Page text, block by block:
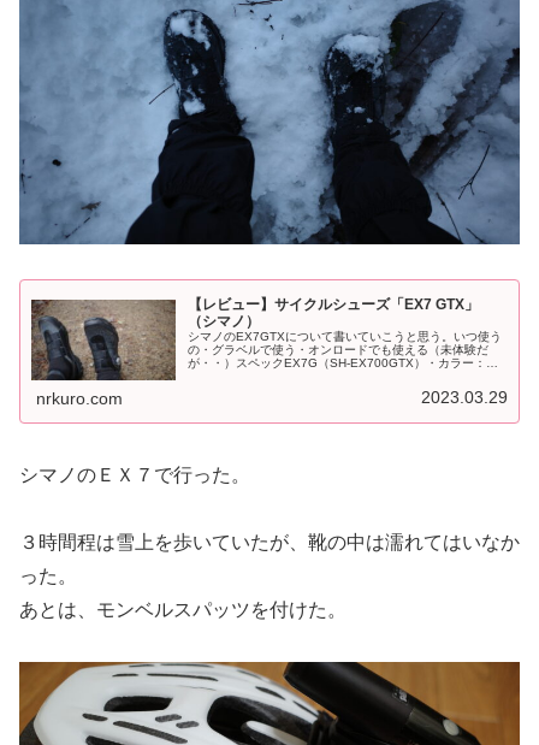
【レビュー】サイクルシューズ「EX7 GTX」
（シマノ）
シマノのEX7GTXについて書いていこうと思う。いつ使う
の・グラベルで使う・オンロードでも使える（未体験だ
が・・）スペックEX7G（SH-EX700GTX）・カラー：ブ
nrkuro.com 2023.03.29
シマノのＥＸ７で行った。
３時間程は雪上を歩いていたが、靴の中は濡れてはいなか
った。
あとは、モンベルスパッツを付けた。